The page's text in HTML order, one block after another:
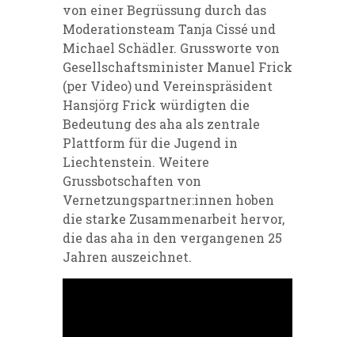
von einer Begrüssung durch das
Moderationsteam Tanja Cissé und
Michael Schädler. Grussworte von
Gesellschaftsminister Manuel Frick
(per Video) und Vereinspräsident
Hansjörg Frick würdigten die
Bedeutung des aha als zentrale
Plattform für die Jugend in
Liechtenstein. Weitere
Grussbotschaften von
Vernetzungspartner:innen hoben
die starke Zusammenarbeit hervor,
die das aha in den vergangenen 25
Jahren auszeichnet.